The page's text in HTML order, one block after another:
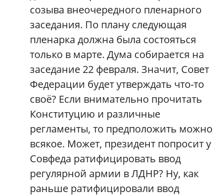
созыва внеочередного пленарного
заседания. По плану следующая
пленарка должна была состояться
только в марте. Дума собирается на
заседание 22 февраля. Значит, Совет
Федерации будет утверждать что-то
своё? Если внимательно прочитать
Конституцию и различные
регламенты, то предположить можно
всякое. Может, президент попросит у
Совфеда ратифицировать ввод
регулярной армии в ЛДНР? Ну, как
раньше ратифицировали ввод